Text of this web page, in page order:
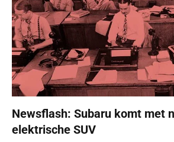
Newsflash: Subaru komt met
elektrische SUV